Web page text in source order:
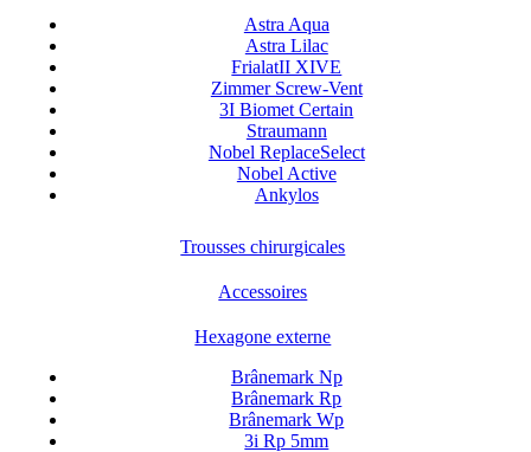
Astra Aqua
Astra Lilac
FrialatII XIVE
Zimmer Screw-Vent
3I Biomet Certain
Straumann
Nobel ReplaceSelect
Nobel Active
Ankylos
Trousses chirurgicales
Accessoires
Hexagone externe
Brânemark Np
Brânemark Rp
Brânemark Wp
3i Rp 5mm